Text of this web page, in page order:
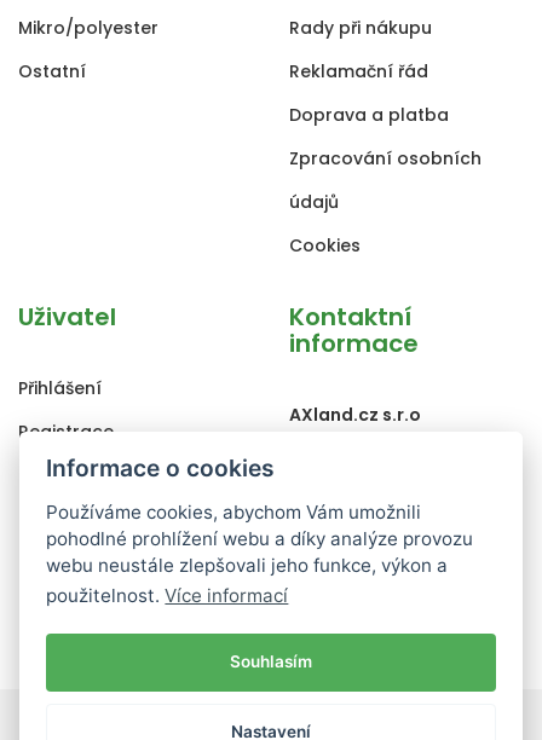
Mikro/polyester
Ostatní
Rady při nákupu
Reklamační řád
Doprava a platba
Zpracování osobních
údajů
Cookies
Uživatel
Přihlášení
Registrace
Zapomenuté heslo
Změna osobních údajů
Historie objednávek
Kontaktní
informace
AXland.cz s.r.o
Ostrava, 702 00
+420 702 010 909
BezvaPletení.cz, Všechna práva vyhrazena.
Informace o cookies
Používáme cookies, abychom Vám umožnili
pohodlné prohlížení webu a díky analýze provozu
webu neustále zlepšovali jeho funkce, výkon a
použitelnost.Více informací
Souhlasím
Nastavení